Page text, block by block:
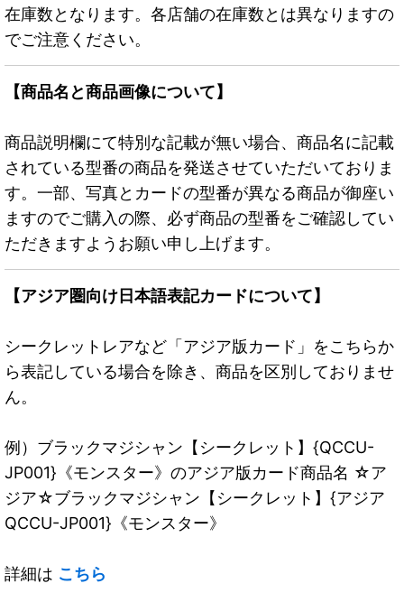
在庫数となります。各店舗の在庫数とは異なりますの
でご注意ください。
【商品名と商品画像について】
商品説明欄にて特別な記載が無い場合、商品名に記載
されている型番の商品を発送させていただいておりま
す。一部、写真とカードの型番が異なる商品が御座い
ますのでご購入の際、必ず商品の型番をご確認してい
ただきますようお願い申し上げます。
【アジア圏向け日本語表記カードについて】
シークレットレアなど「アジア版カード」をこちらか
ら表記している場合を除き、商品を区別しておりませ
ん。
例）ブラックマジシャン【シークレット】{QCCU-
JP001}《モンスター》のアジア版カード商品名 ☆ア
ジア☆ブラックマジシャン【シークレット】{アジア
QCCU-JP001}《モンスター》
詳細は こちら